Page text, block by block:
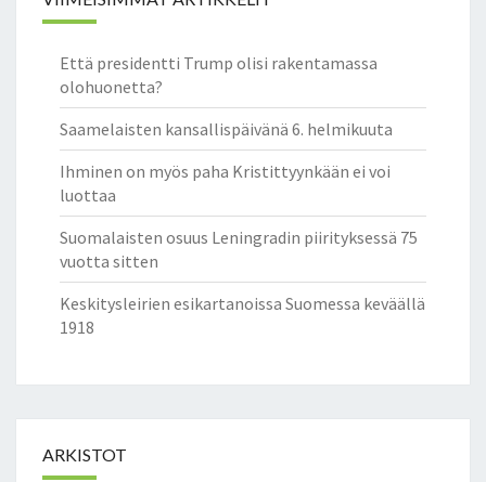
Että presidentti Trump olisi rakentamassa
olohuonetta?
Saamelaisten kansallispäivänä 6. helmikuuta
Ihminen on myös paha Kristittyynkään ei voi
luottaa
Suomalaisten osuus Leningradin piirityksessä 75
vuotta sitten
Keskitysleirien esikartanoissa Suomessa keväällä
1918
ARKISTOT